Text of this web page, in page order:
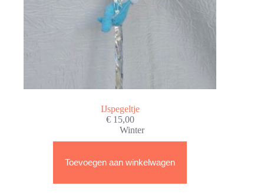
IJspegeltje
€15,00
Winter
Toevoegen aan winkelwagen